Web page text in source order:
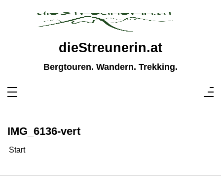
dieStreunerin.at
Bergtouren. Wandern. Trekking.
IMG_6136-vert
Start